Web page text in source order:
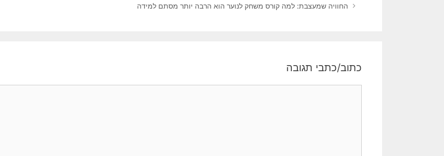
החוויה שמעצבת: למה קורס משחק לנוער הוא הרבה יותר מסתם למידה
כתוב/כתבי תגובה